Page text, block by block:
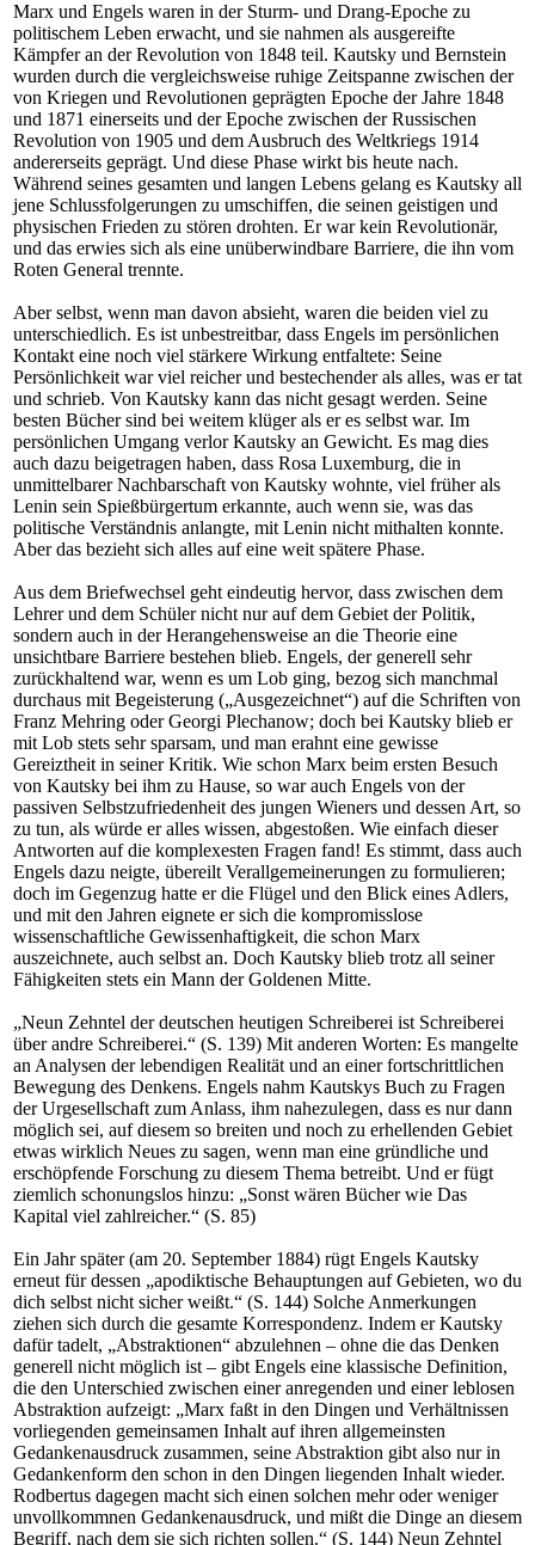
Marx und Engels waren in der Sturm- und Drang-Epoche zu
politischem Leben erwacht, und sie nahmen als ausgereifte
Kämpfer an der Revolution von 1848 teil. Kautsky und Bernstein
wurden durch die vergleichsweise ruhige Zeitspanne zwischen der
von Kriegen und Revolutionen geprägten Epoche der Jahre 1848
und 1871 einerseits und der Epoche zwischen der Russischen
Revolution von 1905 und dem Ausbruch des Weltkriegs 1914
andererseits geprägt. Und diese Phase wirkt bis heute nach.
Während seines gesamten und langen Lebens gelang es Kautsky all
jene Schlussfolgerungen zu umschiffen, die seinen geistigen und
physischen Frieden zu stören drohten. Er war kein Revolutionär,
und das erwies sich als eine unüberwindbare Barriere, die ihn vom
Roten General trennte.
Aber selbst, wenn man davon absieht, waren die beiden viel zu
unterschiedlich. Es ist unbestreitbar, dass Engels im persönlichen
Kontakt eine noch viel stärkere Wirkung entfaltete: Seine
Persönlichkeit war viel reicher und bestechender als alles, was er tat
und schrieb. Von Kautsky kann das nicht gesagt werden. Seine
besten Bücher sind bei weitem klüger als er es selbst war. Im
persönlichen Umgang verlor Kautsky an Gewicht. Es mag dies
auch dazu beigetragen haben, dass Rosa Luxemburg, die in
unmittelbarer Nachbarschaft von Kautsky wohnte, viel früher als
Lenin sein Spießbürgertum erkannte, auch wenn sie, was das
politische Verständnis anlangte, mit Lenin nicht mithalten konnte.
Aber das bezieht sich alles auf eine weit spätere Phase.
Aus dem Briefwechsel geht eindeutig hervor, dass zwischen dem
Lehrer und dem Schüler nicht nur auf dem Gebiet der Politik,
sondern auch in der Herangehensweise an die Theorie eine
unsichtbare Barriere bestehen blieb. Engels, der generell sehr
zurückhaltend war, wenn es um Lob ging, bezog sich manchmal
durchaus mit Begeisterung („Ausgezeichnet“) auf die Schriften von
Franz Mehring oder Georgi Plechanow; doch bei Kautsky blieb er
mit Lob stets sehr sparsam, und man erahnt eine gewisse
Gereiztheit in seiner Kritik. Wie schon Marx beim ersten Besuch
von Kautsky bei ihm zu Hause, so war auch Engels von der
passiven Selbstzufriedenheit des jungen Wieners und dessen Art, so
zu tun, als würde er alles wissen, abgestoßen. Wie einfach dieser
Antworten auf die komplexesten Fragen fand! Es stimmt, dass auch
Engels dazu neigte, übereilt Verallgemeinerungen zu formulieren;
doch im Gegenzug hatte er die Flügel und den Blick eines Adlers,
und mit den Jahren eignete er sich die kompromisslose
wissenschaftliche Gewissenhaftigkeit, die schon Marx
auszeichnete, auch selbst an. Doch Kautsky blieb trotz all seiner
Fähigkeiten stets ein Mann der Goldenen Mitte.
„Neun Zehntel der deutschen heutigen Schreiberei ist Schreiberei
über andre Schreiberei.“ (S. 139) Mit anderen Worten: Es mangelte
an Analysen der lebendigen Realität und an einer fortschrittlichen
Bewegung des Denkens. Engels nahm Kautskys Buch zu Fragen
der Urgesellschaft zum Anlass, ihm nahezulegen, dass es nur dann
möglich sei, auf diesem so breiten und noch zu erhellenden Gebiet
etwas wirklich Neues zu sagen, wenn man eine gründliche und
erschöpfende Forschung zu diesem Thema betreibt. Und er fügt
ziemlich schonungslos hinzu: „Sonst wären Bücher wie Das
Kapital viel zahlreicher.“ (S. 85)
Ein Jahr später (am 20. September 1884) rügt Engels Kautsky
erneut für dessen „apodiktische Behauptungen auf Gebieten, wo du
dich selbst nicht sicher weißt.“ (S. 144) Solche Anmerkungen
ziehen sich durch die gesamte Korrespondenz. Indem er Kautsky
dafür tadelt, „Abstraktionen“ abzulehnen – ohne die das Denken
generell nicht möglich ist – gibt Engels eine klassische Definition,
die den Unterschied zwischen einer anregenden und einer leblosen
Abstraktion aufzeigt: „Marx faßt in den Dingen und Verhältnissen
vorliegenden gemeinsamen Inhalt auf ihren allgemeinsten
Gedankenausdruck zusammen, seine Abstraktion gibt also nur in
Gedankenform den schon in den Dingen liegenden Inhalt wieder.
Rodbertus dagegen macht sich einen solchen mehr oder weniger
unvollkommnen Gedankenausdruck, und mißt die Dinge an diesem
Begriff, nach dem sie sich richten sollen.“ (S. 144) Neun Zehntel